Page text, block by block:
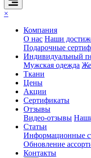
×
Компания
О нас Наши
Подарочные
Индивидуальный
Мужская одежда
Ткани
Цены
Акции
Сертификаты
Отзывы
Видео-отзывы
Статьи
Информационные
Обновление
Контакты